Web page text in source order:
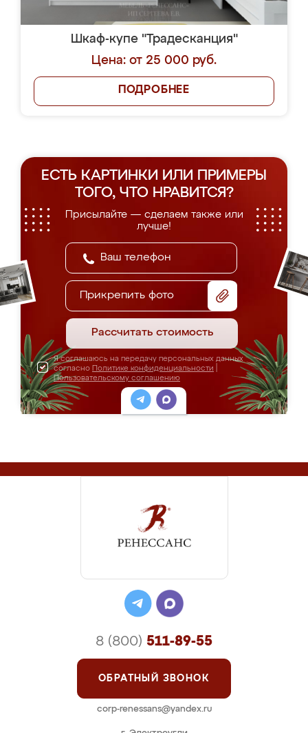
Шкаф-купе "Традесканция"
Цена: от 25 000 руб.
ПОДРОБНЕЕ
ЕСТЬ КАРТИНКИ ИЛИ ПРИМЕРЫ
ТОГО, ЧТО НРАВИТСЯ?
Присылайте — сделаем также или
лучше!
Прикрепить фото
Рассчитать стоимость
Я соглашаюсь на передачу персональных данных
согласно Политике конфиденциальности
Пользовательскому соглашению
8 (800) 511-89-55
ОБРАТНЫЙ ЗВОНОК
corp-renessans@yandex.ru